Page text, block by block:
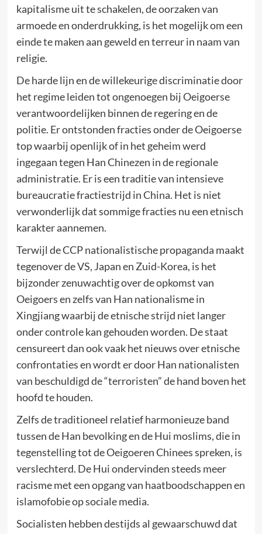
kapitalisme uit te schakelen, de oorzaken van
armoede en onderdrukking, is het mogelijk om een
einde te maken aan geweld en terreur in naam van
religie.
De harde lijn en de willekeurige discriminatie door
het regime leiden tot ongenoegen bij Oeigoerse
verantwoordelijken binnen de regering en de
politie. Er ontstonden fracties onder de Oeigoerse
top waarbij openlijk of in het geheim werd
ingegaan tegen Han Chinezen in de regionale
administratie. Er is een traditie van intensieve
bureaucratie fractiestrijd in China. Het is niet
verwonderlijk dat sommige fracties nu een etnisch
karakter aannemen.
Terwijl de CCP nationalistische propaganda maakt
tegenover de VS, Japan en Zuid-Korea, is het
bijzonder zenuwachtig over de opkomst van
Oeigoers en zelfs van Han nationalisme in
Xingjiang waarbij de etnische strijd niet langer
onder controle kan gehouden worden. De staat
censureert dan ook vaak het nieuws over etnische
confrontaties en wordt er door Han nationalisten
van beschuldigd de “terroristen” de hand boven het
hoofd te houden.
Zelfs de traditioneel relatief harmonieuze band
tussen de Han bevolking en de Hui moslims, die in
tegenstelling tot de Oeigoeren Chinees spreken, is
verslechterd. De Hui ondervinden steeds meer
racisme met een opgang van haatboodschappen en
islamofobie op sociale media.
Socialisten hebben destijds al gewaarschuwd dat